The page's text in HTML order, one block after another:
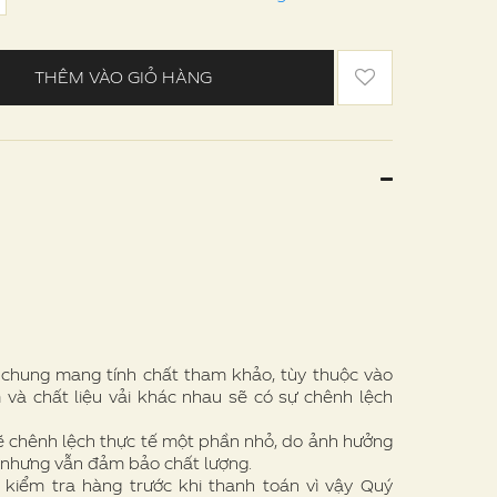
THÊM VÀO GIỎ HÀNG
mang tính chất tham khảo, tùy thuộc vào
chất liệu vải khác nhau sẽ có sự chênh lệch
chênh lệch thực tế một phần nhỏ, do ảnh hưởng
vẫn đảm bảo chất lượng.
kiểm tra hàng trước khi thanh toán vì vậy Quý